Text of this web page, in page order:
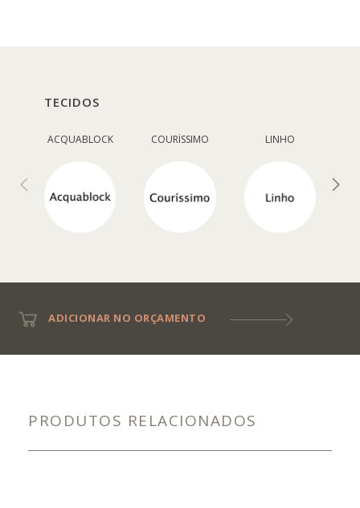
TECIDOS
ACQUABLOCK COURÍSSIMO LINHO
ADICIONAR NO ORÇAMENTO
PRODUTOS RELACIONADOS